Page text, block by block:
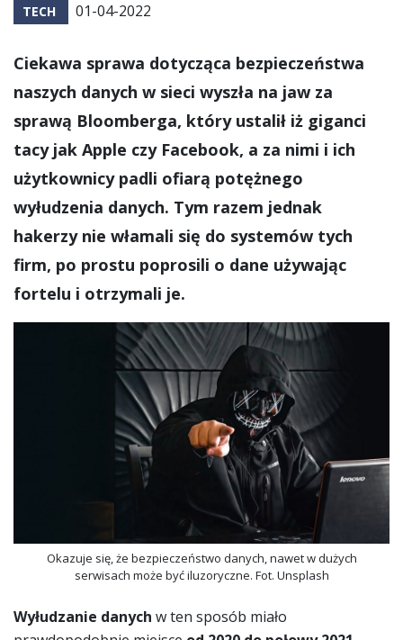
TECH 01-04-2022
Ciekawa sprawa dotycząca bezpieczeństwa
naszych danych w sieci wyszła na jaw za
sprawą Bloomberga, który ustalił iż giganci
tacy jak Apple czy Facebook, a za nimi i ich
użytkownicy padli ofiarą potężnego
wyłudzenia danych. Tym razem jednak
hakerzy nie włamali się do systemów tych
firm, po prostu poprosili o dane używając
fortelu i otrzymali je.
Okazuje się, że bezpieczeństwo danych, nawet w dużych
serwisach może być iluzoryczne. Fot. Unsplash
Wyłudzanie danych w ten sposób miało